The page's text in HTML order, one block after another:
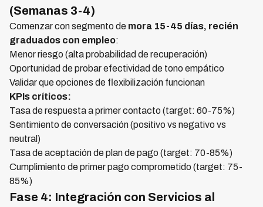
(Semanas 3-4)
Comenzar con segmento de mora 15-45 días, recién
graduados con empleo:
Menor riesgo (alta probabilidad de recuperación)
Oportunidad de probar efectividad de tono empático
Validar que opciones de flexibilización funcionan
KPIs críticos:
Tasa de respuesta a primer contacto (target: 60-75%)
Sentimiento de conversación (positivo vs negativo vs
neutral)
Tasa de aceptación de plan de pago (target: 70-85%)
Cumplimiento de primer pago comprometido (target: 75-
85%)
Fase 4: Integración con Servicios al